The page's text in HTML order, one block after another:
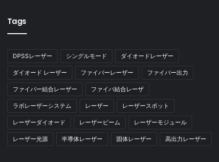
Tags
DPSSレーザー シングルモード ダイオードレーザー
ダイオード レーザー ファイバーレーザー ファイバー出力
ファイバー結合レーザー ファイバ結合レーザ
ラボレーザーシステム レーザー レーザースポット
レーザーダイオード レーザービーム レーザーモジュール
レーザー光源 半導体レーザー 固体レーザー 高出力レーザー